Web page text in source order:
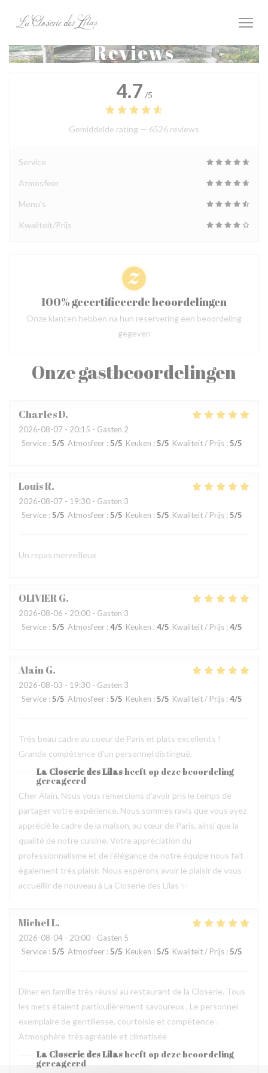
Reviews
Onze gastbeoordelingen
CharlesD
2026-08-07 - 20:15 - Gasten 2
Service : 5/5 Atmosfeer : 5/5 Keuken : 5/5 Kwaliteit / Prijs : 5/5
LouisR
2026-08-07 - 19:30 - Gasten 3
Service : 5/5 Atmosfeer : 5/5 Keuken : 5/5 Kwaliteit / Prijs : 5/5
Un repas merveilleux
OLIVIERG
2026-08-06 - 20:00 - Gasten 3
Service : 5/5 Atmosfeer : 4/5 Keuken : 4/5 Kwaliteit / Prijs : 4/5
AlainG
2026-08-03 - 19:30 - Gasten 3
Service : 5/5 Atmosfeer : 5/5 Keuken : 5/5 Kwaliteit / Prijs : 4/5
Très beau cadre au coeur de Paris et plats excellents !
Grande compétence d'un personnel distingué.
La Closerie des Lilasheeft op deze beoordeling
gereageerd
Cher Alain, Nous vous remercions d’avoir pris le temps de
partager votre expérience. Nous sommes ravis que vous ayez
apprécié le cadre de la maison, au cœur de Paris, ainsi que la
qualité de notre cuisine. Votre appréciation du
professionnalisme et de l’élégance de notre équipe nous fait
également très plaisir. Nous espérons avoir le plaisir de vous
accueillir de nouveau à La Closerie des Lilas ✨
MichelL
2026-08-04 - 20:00 - Gasten 5
Service : 5/5 Atmosfeer : 5/5 Keuken : 5/5 Kwaliteit / Prijs : 5/5
Dîner en famille très réussi au restaurant de la Closerie. Tous
les mets étaient particulièrement savoureux . Le personnel
exemplaire de gentillesse, courtoisie et compétence .
Atmosphère très agréable et climatisée
La Closerie des Lilasheeft op deze beoordeling
gereageerd
4.7 /5
Gemiddelde rating — 6526 reviews
Service
Atmosfeer
Menu's
Kwaliteit/Prijs
100% gecertificeerde beoordelingen
Onze klanten hebben na hun reservering een beoordeling
gegeven